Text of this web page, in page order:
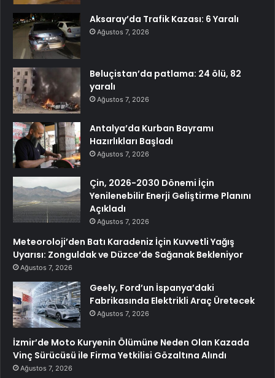
Aksaray’da Trafik Kazası: 6 Yaralı
Ağustos 7, 2026
Beluçistan’da patlama: 24 ölü, 82
yaralı
Ağustos 7, 2026
Antalya’da Kurban Bayramı
Hazırlıkları Başladı
Ağustos 7, 2026
Çin, 2026-2030 Dönemi İçin
Yenilenebilir Enerji Geliştirme Planını
Açıkladı
Ağustos 7, 2026
Meteoroloji’den Batı Karadeniz İçin Kuvvetli Yağış
Uyarısı: Zonguldak ve Düzce’de Sağanak Bekleniyor
Ağustos 7, 2026
Geely, Ford’un İspanya’daki
Fabrikasında Elektrikli Araç Üretecek
Ağustos 7, 2026
İzmir’de Moto Kuryenin Ölümüne Neden Olan Kazada
Vinç Sürücüsü ile Firma Yetkilisi Gözaltına Alındı
Ağustos 7, 2026